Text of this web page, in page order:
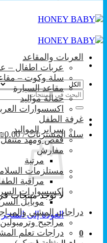
البحث
عن:
سلة المشتريات / ₪0.00
لا توجد منتجات
العودة إلى المتجر
0
العربات والمقاعد
عربات اطفال –
سلة وكوت –
مقاعد السيارة
حمالة مواليد
اكسسوارات
غرفة الطفل
سراير المواليد
قفص ومهد متنقل
مفارش
مرتبة
مستلزمات
مراقبة
إكسسوارات
موبايل
دراجات المشي
مراجيح وترمبولين
دراجات تعلم